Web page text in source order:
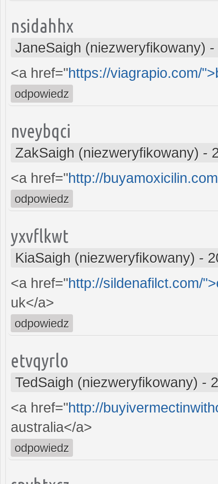
nsidahhx
JaneSaigh (niezweryfikowany) -
<a href="https://viagrapio.com/
odpowiedz
nveybqci
ZakSaigh (niezweryfikowany) -
<a href="http://
odpowiedz
yxvflkwt
KiaSaigh (niezweryfikowany) -
<a href="http://sildenafilct.com/
uk</a>
odpowiedz
etvqyrlo
TedSaigh (niezweryfikowany) -
<a href="http://
australia</a>
odpowiedz